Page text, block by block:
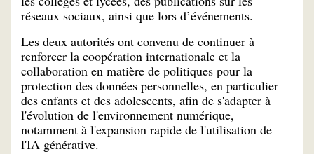
réseaux sociaux, ainsi que lors d’événements.
Les deux autorités ont convenu de continuer à
renforcer la coopération internationale et la
collaboration en matière de politiques pour la
protection des données personnelles, en particulier
des enfants et des adolescents, afin de s'adapter à
l'évolution de l'environnement numérique,
notamment à l'expansion rapide de l'utilisation de
l'IA générative.